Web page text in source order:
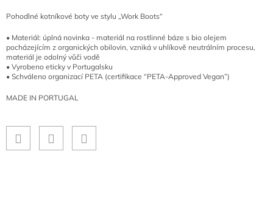
Pohodlné kotníkové boty ve stylu „Work Boots“
• Materiál: úplná novinka - materiál na rostlinné báze s bio olejem
pocházejícím z organických obilovin, vzniká v uhlíkově neutrálním procesu,
materiál je odolný vůči vodě
• Vyrobeno eticky v Portugalsku
• Schváleno organizací PETA (certifikace “PETA-Approved Vegan”)
MADE IN PORTUGAL